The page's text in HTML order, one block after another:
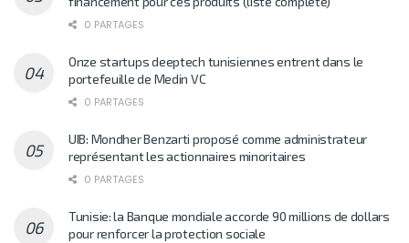
0 PARTAGES
Onze startups deeptech tunisiennes entrent dans le
portefeuille de Medin VC
0 PARTAGES
UIB: Mondher Benzarti proposé comme administrateur
représentant les actionnaires minoritaires
0 PARTAGES
Tunisie: la Banque mondiale accorde 90 millions de dollars
pour renforcer la protection sociale